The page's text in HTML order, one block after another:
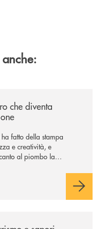
che diventa
fatto della stampa
e creatività, e
al piombo la